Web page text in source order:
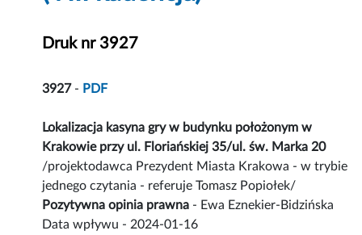
Druk nr 3927
3927- PDF
Lokalizacja kasyna gry w budynku położonym w
Krakowie przy ul. Floriańskiej 35/ul. św. Marka 20
/projektodawca Prezydent Miasta Krakowa - w trybie
jednego czytania - referuje Tomasz Popiołek/
Pozytywna opinia prawna - Ewa Eznekier-Bidzińska
Data wpływu - 2024-01-16